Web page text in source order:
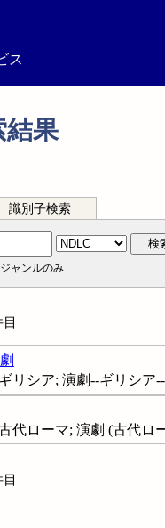
ス
結果
識別子検索
検
ジャンルのみ
目
リシア; 演劇--ギリシア
代ローマ; 演劇 (古代ロ
目